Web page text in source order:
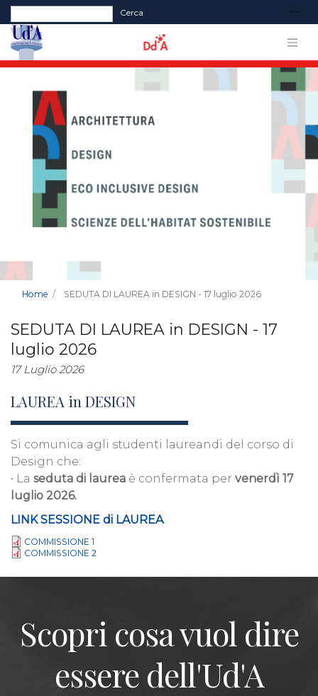
Form di ricerca
Cerca
Home SEDUTA DI LAUREA in DESIGN - 17 luglio 2026
SEDUTA DI LAUREA in DESIGN - 17
luglio 2026
17 Luglio 2026
LAUREA in DESIGN
Si comunica agli studenti laureandi del corso di
Design che:
• La seduta di laurea è confermata per venerdì 17
luglio 2026.
LINK SESSIONE di LAUREA
COMMISSIONE 1
COMMISSIONE 2
Scopri cosa vuol dire
essere dell'Ud'A